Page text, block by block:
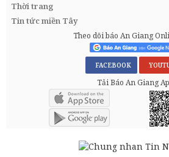
Thời trang
Tin tức miền Tây
Theo dõi báo An Giang
FACEBOOK
Tải Báo An Giang